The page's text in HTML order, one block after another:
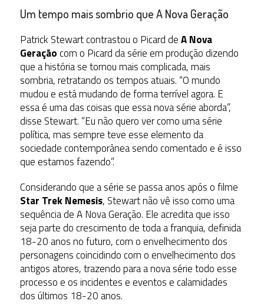
Um tempo mais sombrio que A Nova Geração
Patrick Stewart contrastou o Picard deA Nova
Geraçãocom o Picard da série em produção dizendo
que a história se tornou mais complicada, mais
sombria, retratando os tempos atuais. “O mundo
mudou e está mudando de forma terrível agora. E
essa é uma das coisas que essa nova série aborda”,
disse Stewart. “Eu não quero ver como uma série
política, mas sempre teve esse elemento da
sociedade contemporânea sendo comentado e é isso
que estamos fazendo”.
Considerando que a série se passa anos após o filme
Star Trek Nemesis, Stewart não vê isso como uma
sequência de A Nova Geração. Ele acredita que isso
seja parte do crescimento de toda a franquia, definida
18-20 anos no futuro, com o envelhecimento dos
personagens coincidindo com o envelhecimento dos
antigos atores, trazendo para a nova série todo esse
processo e os incidentes e eventos e calamidades
dos últimos 18-20 anos.